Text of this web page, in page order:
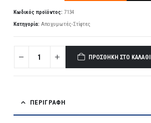
Κωδικός προϊόντος: 7134
Κατηγορία: Αποχυμωτές-Στίφτες
ΠΡΟΣΘΉΚΗ ΣΤΟ ΚΑΛΆΘΙ
ΠΕΡΙΓΡΑΦΉ